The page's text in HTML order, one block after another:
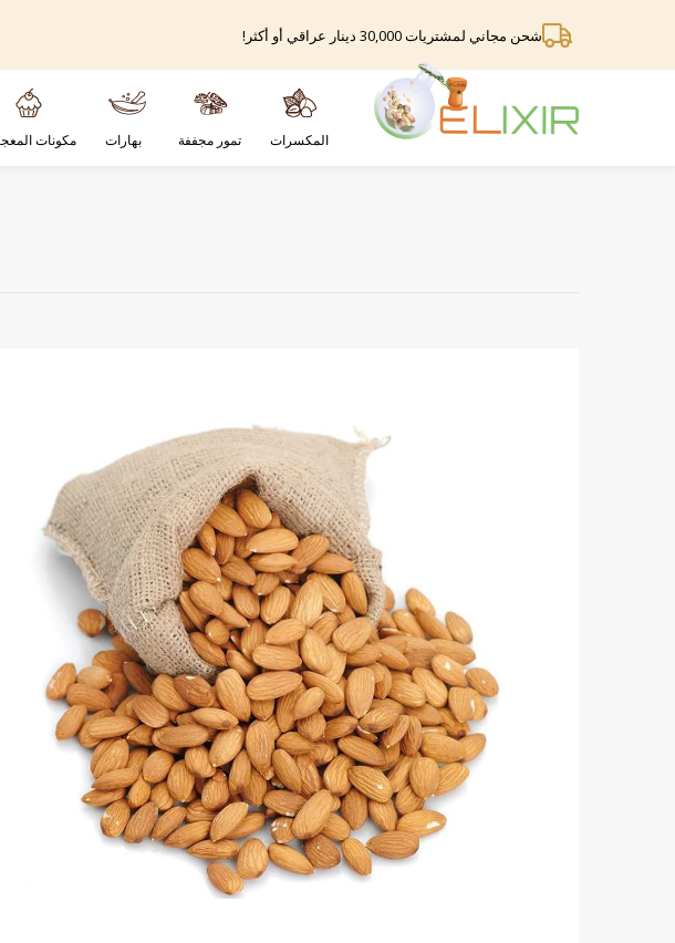
شحن مجاني لمشتريات 30,000 دينار عراقي أو أكثر!
المكسرات تمور مجففة بهارات مكونات